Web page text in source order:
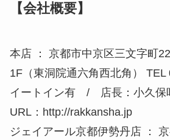
【会社概要】
本店 ： 京都市中京区三文字町
1F（東洞院通六角西北角） TEL
イートイン有 / 店長：小久保
URL：http://rakkansha.jp
ジェイアール京都伊勢丹店 ：